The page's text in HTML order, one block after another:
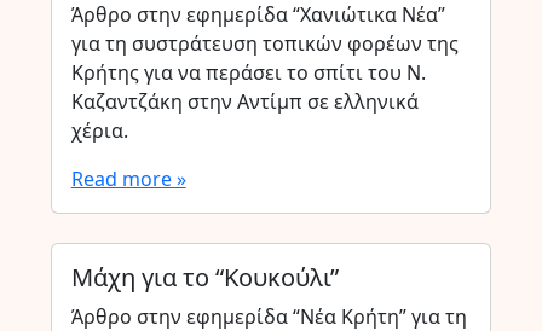
Άρθρο στην εφημερίδα “Χανιώτικα Νέα”
για τη συστράτευση τοπικών φορέων της
Κρήτης για να περάσει το σπίτι του Ν.
Καζαντζάκη στην Αντίμπ σε ελληνικά
χέρια.
Read more »
Μάχη για το “Κουκούλι”
Άρθρο στην εφημερίδα “Νέα Κρήτη” για τη